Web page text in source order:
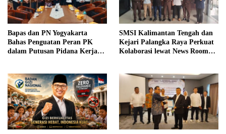
Bapas dan PN Yogyakarta
Bahas Penguatan Peran PK
dalam Putusan Pidana Kerja
SMSI Kalimantan Tengah dan
Kejari Palangka Raya Perkuat
Kolaborasi lewat News Room